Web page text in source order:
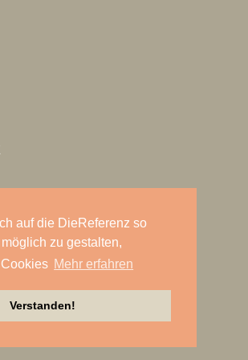
auf die DieReferenz so
zu gestalten,
Mehr erfahren
Verstanden!